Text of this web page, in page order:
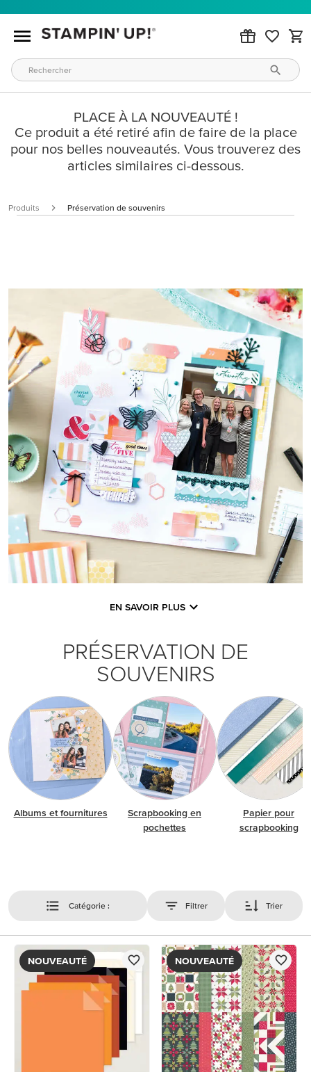
PLACE À LA NOUVEAUTÉ !
Ce produit a été retiré afin de faire de la place
pour nos belles nouveautés. Vous trouverez des
articles similaires ci-dessous.
Produits Préservation de souvenirs
EN SAVOIR PLUS
PRÉSERVATION DE
SOUVENIRS
Albums et fournitures
Scrapbooking en
pochettes
Papier pour
scrapbooking
Catégorie : Filtrer Trier
NOUVEAUTÉ NOUVEAUTÉ